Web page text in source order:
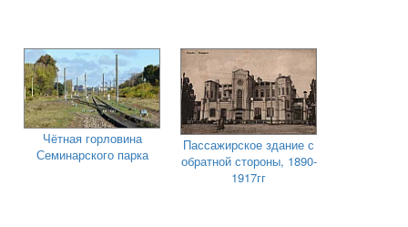
Чётная горловина
Семинарского парка
Пассажирское здание с
обратной стороны, 1890-
1917гг